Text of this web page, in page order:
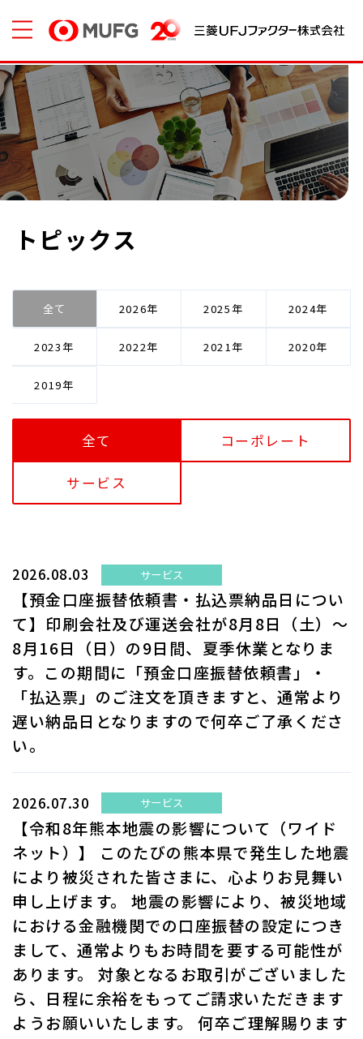
トピックス
全て 2026 2025 2024
2023 2022 2021 2020
2019
全て コーポレート
サービス
2026.08.03 サービス
【預金口座振替依頼書・払込票納品日につい
て】印刷会社及び運送会社が8月8日（土）～
8月16日（日）の9日間、夏季休業となりま
す。この期間に「預金口座振替依頼書」・
「払込票」のご注文を頂きますと、通常より
遅い納品日となりますので何卒ご了承くださ
い。
2026.07.30 サービス
【令和8年熊本地震の影響について（ワイド
ネット）】 このたびの熊本県で発生した地震
により被災された皆さまに、心よりお見舞い
申し上げます。 地震の影響により、被災地域
における金融機関での口座振替の設定につき
まして、通常よりもお時間を要する可能性が
あります。 対象となるお取引がございました
ら、日程に余裕をもってご請求いただきます
ようお願いいたします。 何卒ご理解賜ります